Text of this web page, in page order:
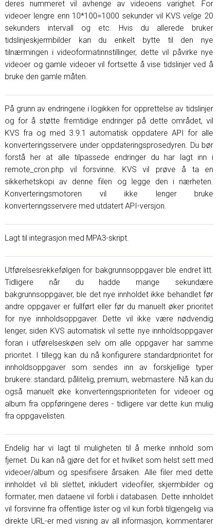
deres nummeret vil avhenge av videoens varighet. For
videoer lengre enn 10*100=1000 sekunder vil KVS velge 20
sekunders intervall og etc. Hvis du allerede bruker
tidslinjeskjermbilder kan du enkelt bytte til den nye
tilnærmingen i videoformatinnstillinger, dette vil påvirke nye
videoer og gamle videoer vil fortsette å vise tidslinjer ved å
bruke den gamle måten.
På grunn av endringene i logikken for opprettelse av tidslinjer
og for å støtte fremtidige endringer på dette området, vil
KVS fra og med 3.9.1 automatisk oppdatere API for alle
konverteringsservere under oppdateringsprosedyren. Du bør
forstå her at alle tilpassede endringer du har lagt inn i
remote_cron.php vil forsvinne. KVS vil prøve å ta en
sikkerhetskopi av denne filen og legge den i nærheten.
Konverteringsmotoren vil ikke lenger bruke
konverteringsservere med utdatert API-versjon.
Lagt til integrasjon med MPA3-skript.
Utførelsesrekkefølgen for bakgrunnsoppgaver ble endret litt.
Tidligere når du hadde mange sekundære
bakgrunnsoppgaver, ble det nye innholdet ikke behandlet før
andre oppgaver er fullført eller før du manuelt øker prioritet
for nye innholdsoppgaver. Dette vil ikke være nødvendig
lenger, siden KVS automatisk vil sette nye innholdsoppgaver
foran i utførelseskøen selv om alle oppgaver har samme
prioritet. I tillegg kan du nå konfigurere standardprioritet for
innholdsoppgaver som sendes inn av forskjellige typer
brukere: standard, pålitelig, premium, webmastere. Nå kan du
også manuelt øke konverteringsprioriteten for videoer og
album fra oppføringene deres - tidligere var dette kun mulig
fra oppgavelisten.
Endelig har vi lagt til muligheten til å merke innhold som
fjernet. Du kan nå gjøre det for et hvilket som helst sett med
videoer/album og spesifisere årsaken. Alle filer med dette
innholdet vil bli slettet, inkludert videofiler, skjermbilder og
formater, men dataene vil forbli i databasen. Dette innholdet
vil forsvinne fra offentlige lister og vil kun forbli tilgjengelig via
direkte URL-er med visning av all informasjon, kommentarer